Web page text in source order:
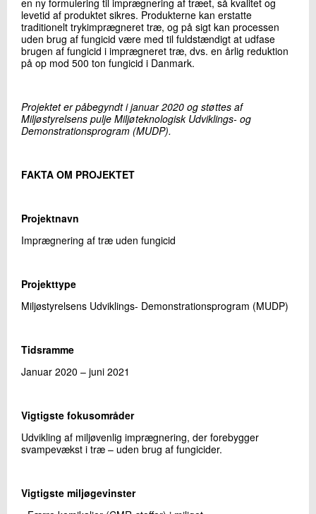
levetid af produktet sikres. Produkterne kan erstatte
traditionelt trykimprægneret træ, og på sigt kan processen
uden brug af fungicid være med til fuldstændigt at udfase
brugen af fungicid i imprægneret træ, dvs. en årlig reduktion
på op mod 500 ton fungicid i Danmark.
Projektet er påbegyndt i januar 2020 og støttes af
Miljøstyrelsens pulje Miljøteknologisk Udviklings- og
Demonstrationsprogram (MUDP).
FAKTA OM PROJEKTET
Projektnavn
Imprægnering af træ uden fungicid
Projekttype
Miljøstyrelsens Udviklings- Demonstrationsprogram (MUDP)
Tidsramme
Januar 2020 – juni 2021
Vigtigste fokusområder
Udvikling af miljøvenlig imprægnering, der forebygger
svampevækst i træ – uden brug af fungicider.
Vigtigste miljøgevinster